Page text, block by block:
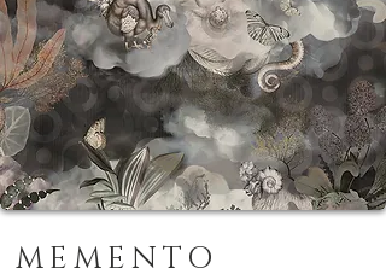
MEMENTO